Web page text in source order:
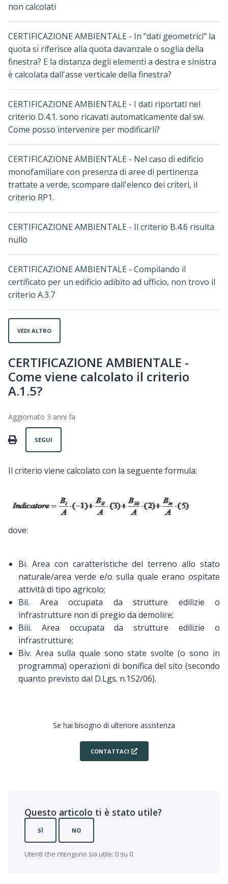
non calcolati
CERTIFICAZIONE AMBIENTALE - In "dati geometrici" la
quota si riferisce alla quota davanzale o soglia della
finestra? E la distanza degli elementi a destra e sinistra
è calcolata dall'asse verticale della finestra?
CERTIFICAZIONE AMBIENTALE - I dati riportati nel
criterio D.4.1. sono ricavati automaticamente dal sw.
Come posso intervenire per modificarli?
CERTIFICAZIONE AMBIENTALE - Nel caso di edificio
monofamiliare con presenza di aree di pertinenza
trattate a verde, scompare dall'elenco dei criteri, il
criterio RP1.
CERTIFICAZIONE AMBIENTALE - Il criterio B.4.6 risulta
nullo
CERTIFICAZIONE AMBIENTALE - Compilando il
certificato per un edificio adibito ad ufficio, non trovo il
criterio A.3.7
VEDI ALTRO
CERTIFICAZIONE AMBIENTALE -
Come viene calcolato il criterio
A.1.5?
Aggiornato 3 anni fa
PRINT
SEGUI
Il criterio viene calcolato con la seguente formula:
dove:
Bi. Area con caratteristiche del terreno allo stato
naturale/area verde e/o sulla quale erano ospitate
attività di tipo agricolo;
Bii. Area occupata da strutture edilizie o
infrastrutture non di pregio da demolire;
Biii. Area occupata da strutture edilizie o
infrastrutture;
Biv. Area sulla quale sono state svolte (o sono in
programma) operazioni di bonifica del sito (secondo
quanto previsto dal D.Lgs. n.152/06).
Se hai bisogno di ulteriore assistenza
CONTATTACI
Questo articolo ti è stato utile?
SÌ NO
Utenti che ritengono sia utile: 0 su 0